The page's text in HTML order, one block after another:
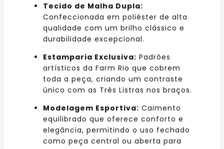
Tecido de Malha Dupla:
Confeccionada em poliéster de alta
qualidade com um brilho clássico e
durabilidade excepcional.
Estamparia Exclusiva: Padrões
artísticos da Farm Rio que cobrem
toda a peça, criando um contraste
único com as Três Listras nos braços.
Modelagem Esportiva: Caimento
equilibrado que oferece conforto e
elegância, permitindo o uso fechado
como peça central ou aberta para